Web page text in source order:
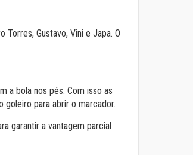
Gustavo, Vini e Japa. O
a bola nos pés. Com isso as
goleiro para abrir o marcador.
garantir a vantagem parcial